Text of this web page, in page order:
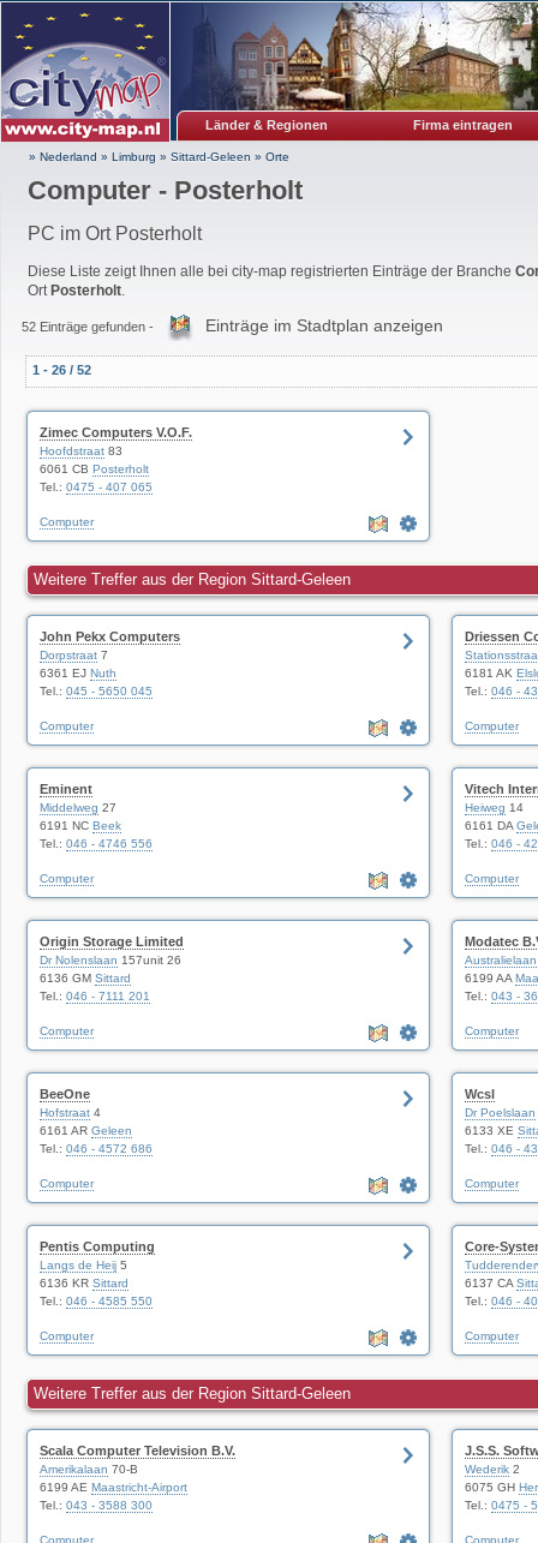
Länder & Regionen Firma eintragen
» Nederland » Limburg » Sittard-Geleen » Orte
Computer - Posterholt
PC im Ort Posterholt
Diese Liste zeigt Ihnen alle bei city-map registrierten Einträge der Branche
Ort Posterholt.
52 Einträge gefunden - Einträge im Stadtplan anzeigen
1 - 26 / 52
Zimec Computers V.O.F.
Hoofdstraat 83
6061 CB Posterholt
Tel.: 0475 - 407 065
Computer
Weitere Treffer aus der Region Sittard-Geleen
John Pekx Computers
Dorpstraat 7
6361 EJ Nuth
Tel.: 045 - 5650 045
Computer
Driessen
6181 AK
Tel.: 046 -
Computer
Eminent
Middelweg 27
6191 NC Beek
Tel.: 046 - 4746 556
Computer
Vitech
Heiweg 14
6161 DA
Tel.: 046 -
Computer
Origin Storage Limited
Dr Nolenslaan 157unit 26
6136 GM Sittard
Tel.: 046 - 7111 201
Computer
Modatec
Australielaan
6199 AA
Tel.: 043 -
Computer
BeeOne
Hofstraat 4
6161 AR Geleen
Tel.: 046 - 4572 686
Computer
Wcsl
Dr Poelslaan
6133 XE
Tel.: 046 -
Computer
Pentis Computing
Langs de Heij 5
6136 KR Sittard
Tel.: 046 - 4585 550
Computer
Core-
6137 CA
Tel.: 046 -
Computer
Weitere Treffer aus der Region Sittard-Geleen
Scala Computer Television B.V.
Amerikalaan 70-B
6199 AE Maastricht-Airport
Tel.: 043 - 3588 300
Computer
J.S.S.
Wederik 2
6075 GH
Tel.: 0475 -
Computer